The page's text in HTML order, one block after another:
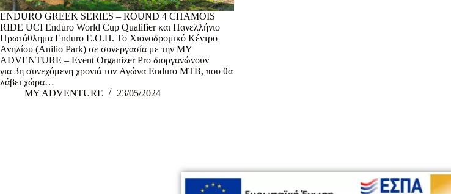
ENDURO GREEK SERIES – ROUND 4 CHAMOIS
RIDE UCI Enduro World Cup Qualifier και Πανελλήνιο
Πρωτάθλημα Enduro Ε.Ο.Π. Το Χιονοδρομικό Κέντρο
Ανηλίου (Anilio Park) σε συνεργασία με την MY
ADVENTURE – Event Organizer Pro διοργανώνουν
για 3η συνεχόμενη χρονιά τον Αγώνα Enduro MTB, που θα
λάβει χώρα…
MY ADVENTURE
23/05/2024